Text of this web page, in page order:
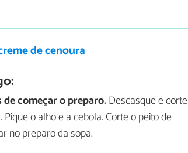
de cenoura
começar o preparo.Descasque e corte
o alho e a cebola. Corte o peito de
no preparo da sopa.